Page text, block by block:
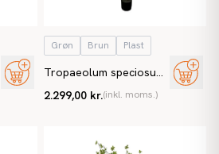
Grøn Brun Plast
Tropaeolum speciosum
kunstig plante
2.299,00 kr.(inkl. moms.)